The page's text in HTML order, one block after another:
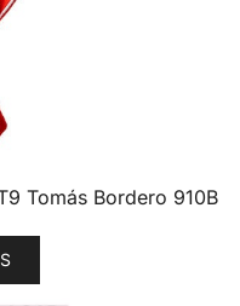
Tomás Bordero 910B